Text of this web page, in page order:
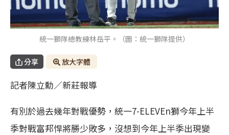
統一獅隊總教練林岳平。（圖：統一獅隊提供）
分享 放大字體
記者陳立勳／新莊報導
有別於過去幾年對戰優勢，統一7-ELEVEn獅今年上半
季對戰富邦悍將勝少敗多，沒想到今年上半季出現變